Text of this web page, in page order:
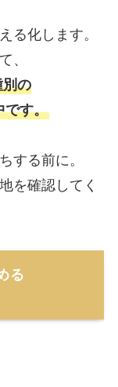
る化します。
、
別の
です。
する前に。
を確認してく
る